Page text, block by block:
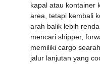
kapal atau kontainer
area, tetapi kembali
arah balik lebih
mencari shipper,
memiliki cargo
jalur lanjutan yang